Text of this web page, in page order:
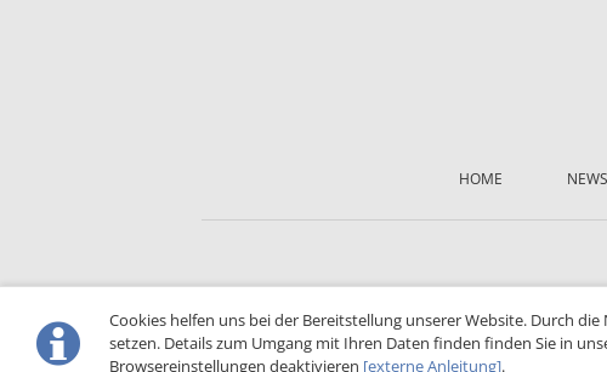
Cookies helfen uns bei der Bereitstellung unserer Website. Durch
setzen. Details zum Umgang mit Ihren Daten finden finden Sie in
Browsereinstellungen deaktivieren [externe Anleitung].
HOME NEWS